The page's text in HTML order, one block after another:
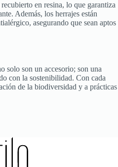
en resina, lo que garantiza
Además, los herrajes están
asegurando que sean aptos
solo son un accesorio; son una
con la sostenibilidad. Con cada
de la biodiversidad y a prácticas